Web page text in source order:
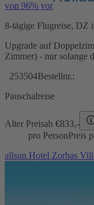
von 96% vor
8-tägige Flugreise, DZ
Upgrade auf
Zimmer) - nur solange
253504Bestellnr.:
Pauschalreise
Alter Preisab €833,-
pro PersonPreis
allsun Hotel Zorbas